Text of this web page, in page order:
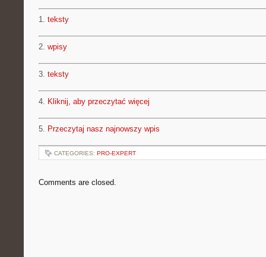
1. teksty
2. wpisy
3. teksty
4. Kliknij, aby przeczytać więcej
5. Przeczytaj nasz najnowszy wpis
CATEGORIES: PRO-EXPERT
Comments are closed.